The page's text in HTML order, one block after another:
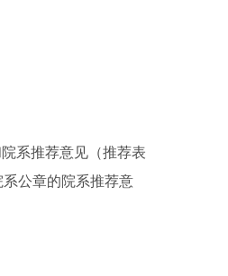
系推荐意见（推荐表
公章的院系推荐意